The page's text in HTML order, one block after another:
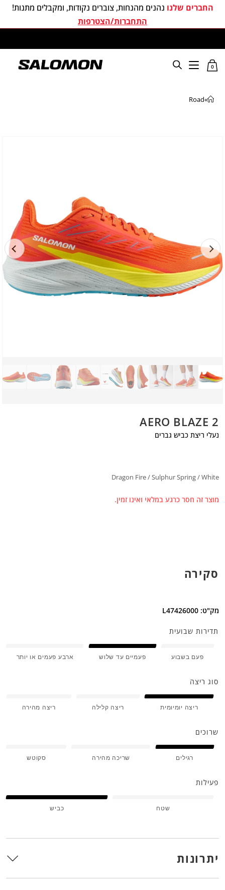
החברים שלנו נהנים מהנחות, צוברים נקודות, ומקבלים מתנות!
התחברות/הצטרפות
0
»
Road
AERO BLAZE 2
נעלי ריצת כביש גברים
Dragon Fire / Sulphur Spring / White
מוצר זה חסר כרגע במלאי ואינו זמין.
סקירה
מק"ט: L47426000
תדירות שבועית
פעם בשבוע פעמיים עד שלוש ארבע פעמים או יותר
סוג ריצה
ריצה יומיומית ריצה קלילה ריצה מהירה
שרוכים
רגילים שריכה מהירה סקוטש
פעילות
שטח כביש
יתרונות